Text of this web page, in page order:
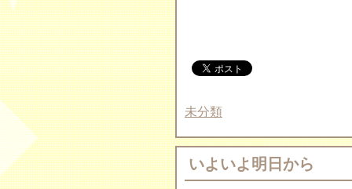
未分類
いよいよ明日から